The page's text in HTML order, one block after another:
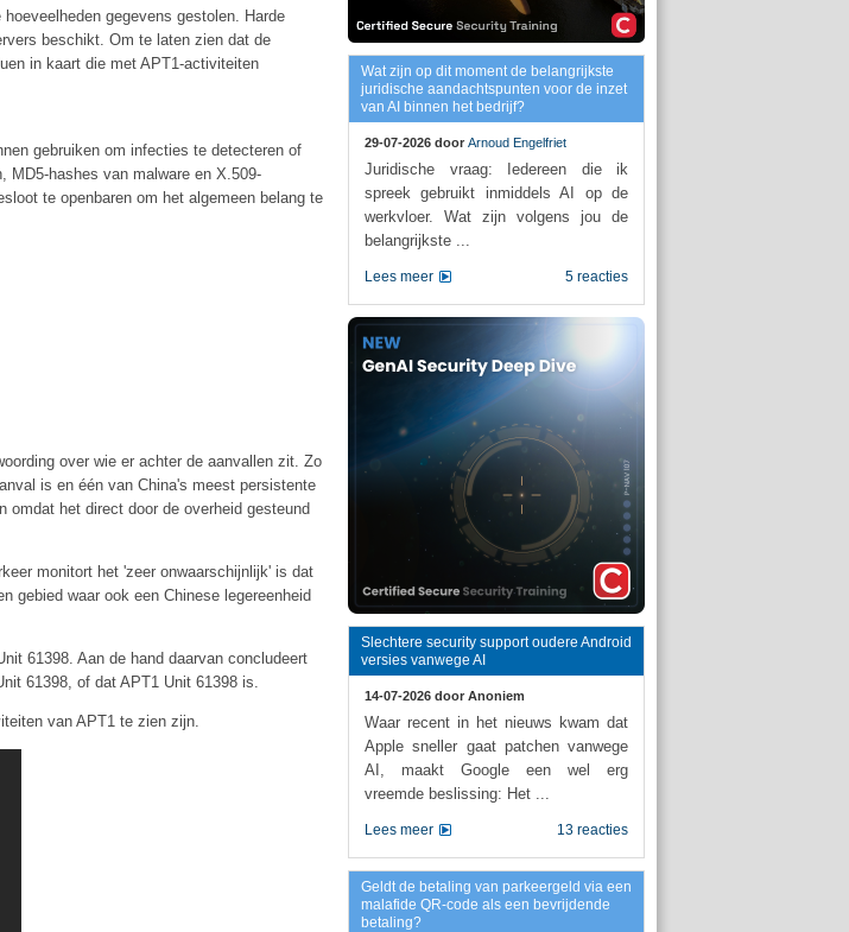
gegevens gestolen. Harde
beschikt. Om te laten zien dat de
in kaart die met APT1-activiteiten
gebruiken om infecties te detecteren of
MD5-hashes van malware en X.509-
te openbaren om het algemeen belang te
over wie er achter de aanvallen zit. Zo
is en één van China's meest persistente
het direct door de overheid gesteund
monitort het 'zeer onwaarschijnlijk' is dat
gebied waar ook een Chinese legereenheid
61398. Aan de hand daarvan concludeert
61398, of dat APT1 Unit 61398 is.
van APT1 te zien zijn.
Wat zijn op dit moment de belangrijkste
juridische aandachtspunten voor de inzet
van AI binnen het bedrijf?
29-07-2026 door Arnoud Engelfriet
Juridische vraag: Iedereen die ik
spreek gebruikt inmiddels AI op de
werkvloer. Wat zijn volgens jou de
belangrijkste ...
5 reacties
Lees meer
Slechtere security support oudere Android
versies vanwege AI
14-07-2026 door Anoniem
Waar recent in het nieuws kwam dat
Apple sneller gaat patchen vanwege
AI, maakt Google een wel erg
vreemde beslissing: Het ...
13 reacties
Lees meer
Geldt de betaling van parkeergeld via een
malafide QR-code als een bevrijdende
betaling?